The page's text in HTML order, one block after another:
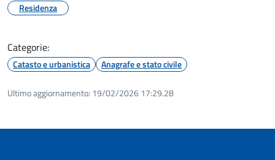
Residenza
Categorie:
Catasto e urbanistica Anagrafe e stato civile
Ultimo aggiornamento: 19/02/2026 17:29.28